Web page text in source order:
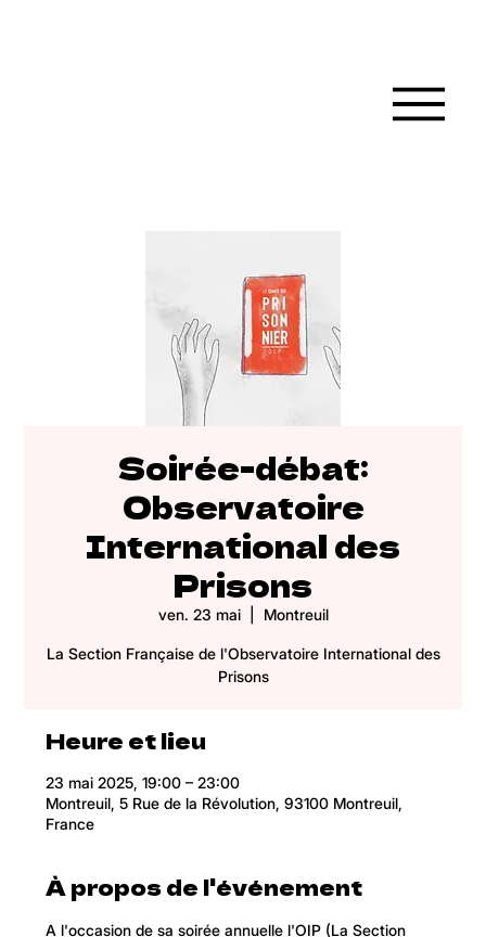
Soirée-débat:
Observatoire
International des
Prisons
ven. 23 mai
  |
Montreuil
La Section Française de l'Observatoire International des
Prisons
Heure et lieu
23 mai 2025, 19:00 – 23:00
Montreuil, 5 Rue de la Révolution, 93100 Montreuil,
France
À propos de l'événement
A l'occasion de sa soirée annuelle l'OIP (La Section